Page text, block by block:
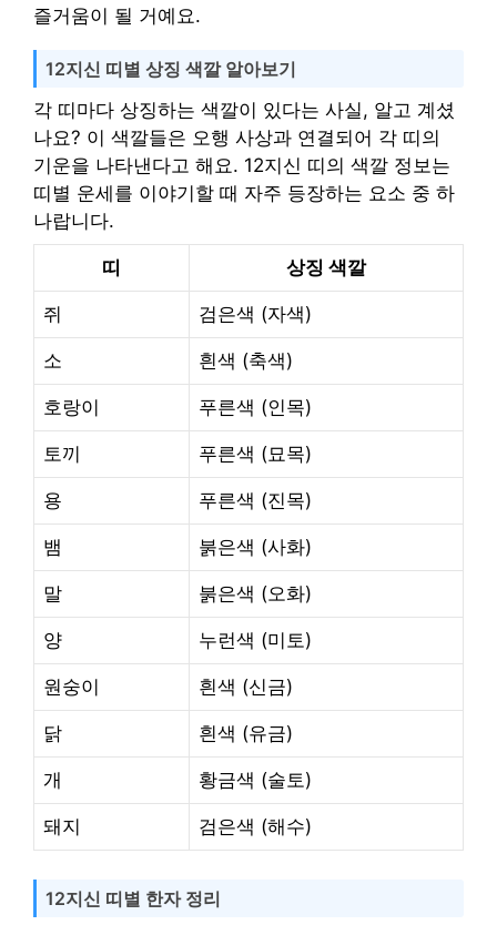
즐거움이 될 거예요.
12지신 띠별 상징 색깔 알아보기
각 띠마다 상징하는 색깔이 있다는 사실, 알고 계셨
나요? 이 색깔들은 오행 사상과 연결되어 각 띠의
기운을 나타낸다고 해요. 12지신 띠의 색깔 정보는
띠별 운세를 이야기할 때 자주 등장하는 요소 중 하
나랍니다.
띠 상징 색깔
쥐 검은색 (자색)
소 흰색 (축색)
호랑이 푸른색 (인목)
토끼 푸른색 (묘목)
용 푸른색 (진목)
뱀 붉은색 (사화)
말 붉은색 (오화)
양 누런색 (미토)
원숭이 흰색 (신금)
닭 흰색 (유금)
개 황금색 (술토)
돼지 검은색 (해수)
12지신 띠별 한자 정리